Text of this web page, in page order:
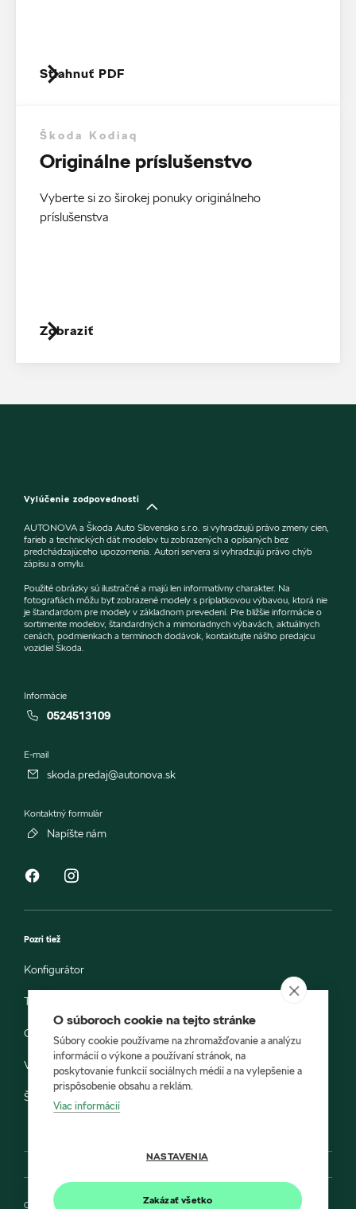
Stiahnuť PDF
Škoda Kodiaq
Originálne príslušenstvo
Vyberte si zo širokej ponuky originálneho
príslušenstva
Zobraziť
Vylúčenie zodpovednosti
AUTONOVA a Škoda Auto Slovensko s.r.o. si vyhradzujú právo zmeny cien,
farieb a technických dát modelov tu zobrazených a opísaných bez
predchádzajúceho upozornenia. Autori servera si vyhradzujú právo chýb
zápisu a omylu.
Použité obrázky sú ilustračné a majú len informatívny charakter. Na
fotografiách môžu byť zobrazené modely s príplatkovou výbavou, ktorá nie
je štandardom pre modely v základnom prevedení. Pre bližšie informácie o
sortimente modelov, štandardných a mimoriadnych výbavách, aktuálnych
cenách, podmienkach a termínoch dodávok, kontaktujte nášho predajcu
vozidiel Škoda.
Informácie
0524513109
E-mail
skoda.predaj@autonova.sk
Kontaktný formulár
Napíšte nám
Pozri tiež
Konfigurátor
Testovacia jazda
Objednávka do servisu
Vozidlá ihneď k odberu
Škoda E-shop
Ochrana osobných údajov
O súboroch cookie na tejto stránke
Súbory cookie používame na zhromažďovanie a analýzu
informácií o výkone a používaní stránok, na
poskytovanie funkcií sociálnych médií a na vylepšenie a
prispôsobenie obsahu a reklám.
Viac informácií
NASTAVENIA
Zakázať všetko